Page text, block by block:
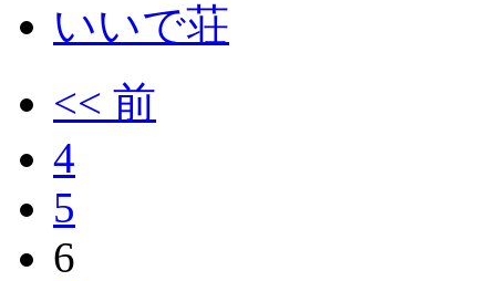
いいで荘
<< 前
4
5
6